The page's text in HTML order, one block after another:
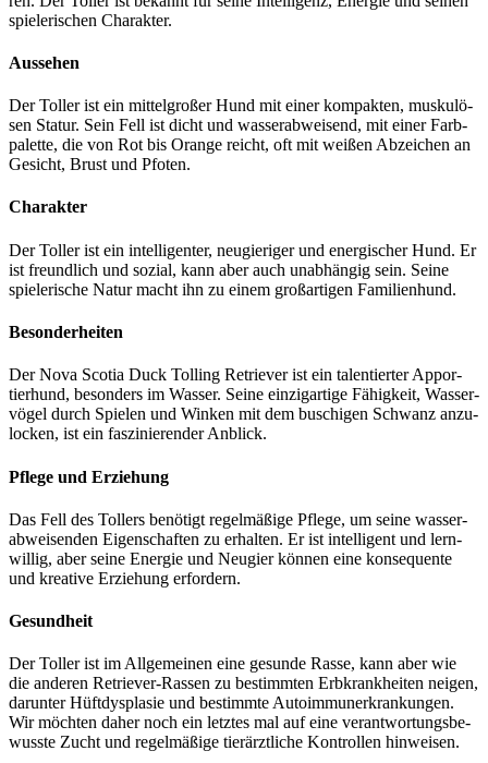
spie­le­ri­schen Cha­rak­ter.
Aus­se­hen
Der Tol­ler ist ein mit­tel­gro­ßer Hund mit einer kom­pak­ten, mus­ku­lö­
sen Sta­tur. Sein Fell ist dicht und was­ser­ab­wei­send, mit einer Farb­
pa­let­te, die von Rot bis Oran­ge reicht, oft mit wei­ßen Abzei­chen an
Gesicht, Brust und Pfo­ten.
Cha­rak­ter
Der Tol­ler ist ein intel­li­gen­ter, neu­gie­ri­ger und ener­gi­scher Hund. Er
ist freund­lich und sozi­al, kann aber auch unab­hän­gig sein. Sei­ne
spie­le­ri­sche Natur macht ihn zu einem groß­ar­ti­gen Fami­li­en­hund.
Beson­der­hei­ten
Der Nova Sco­tia Duck Tol­ling Retrie­ver ist ein talen­tier­ter Appor­
tier­hund, beson­ders im Was­ser. Sei­ne ein­zig­ar­ti­ge Fähig­keit, Was­ser­
vö­gel durch Spie­len und Win­ken mit dem buschi­gen Schwanz anzu­
lo­cken, ist ein fas­zi­nie­ren­der Anblick.
Pfle­ge und Erzie­hung
Das Fell des Tol­lers benö­tigt regel­mä­ßi­ge Pfle­ge, um sei­ne was­ser­
ab­wei­sen­den Eigen­schaf­ten zu erhal­ten. Er ist intel­li­gent und lern­
wil­lig, aber sei­ne Ener­gie und Neu­gier kön­nen eine kon­se­quen­te
und krea­ti­ve Erzie­hung erfor­dern.
Gesund­heit
Der Tol­ler ist im All­ge­mei­nen eine gesun­de Ras­se, kann aber wie
die ande­ren Retrie­ver-Ras­sen zu bestimm­ten Erb­krank­hei­ten nei­gen,
dar­un­ter Hüft­dys­pla­sie und bestimm­te Auto­im­mun­erkran­kun­gen.
Wir möch­ten daher noch ein letz­tes mal auf eine ver­ant­wor­tungs­be­
wuss­te Zucht und regel­mä­ßi­ge tier­ärzt­li­che Kon­trol­len hin­wei­sen.